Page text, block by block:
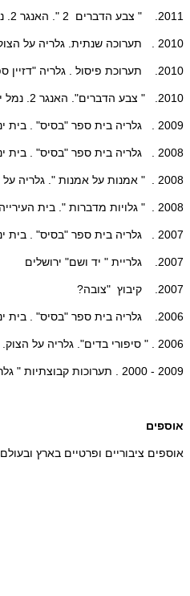
2011. " צבע הדברים 2 ". האנגר 2. נמל יפו
2010 . תערוכה שנתית. גלריה על הצוק. נתניה
2010. תערוכת פיסול . גלריה "דזיין ספייס" תל אביב
2010. " צבע הדברים". האנגר 2. נמל יפו
2009 . גלריה בית ספר "בסיס" . בית ינאי
2008 . גלריה בית ספר "בסיס" . בית ינאי
2008 . " אמנות על אמנות ". גלריה על הצוק. נתניה
2008 . " גלויות מדברות ". בית העירייה נתניה
2007 . גלריה בית ספר "בסיס" . בית ינאי
2007. גלריית " יד ושם" ירושלים
2007. קיבוץ "צובה?
2006. גלריה בית ספר "בסיס" . בית ינאי
2006 . " סיפורי בדים". גלריה על הצוק. נתניה
2009 - 2000 . תערוכות קבוצתיות " גלריית שרת" גבעתיים
אוספים
אוספים ציבוריים ופרטיים בארץ ובעולם